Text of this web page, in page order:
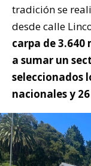
tradición se
desde calle
carpa de
a sumar un
seleccionados
nacionales y